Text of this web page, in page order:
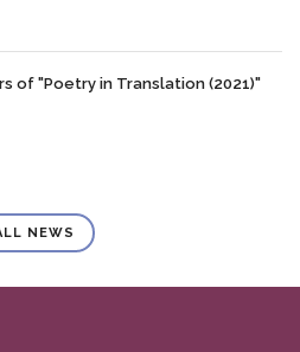
of "Poetry in Translation (2021)"
NEWS